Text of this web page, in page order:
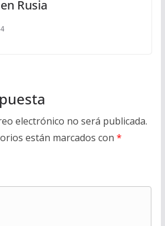
Rusia
electrónico no será publicada.
están marcados con *